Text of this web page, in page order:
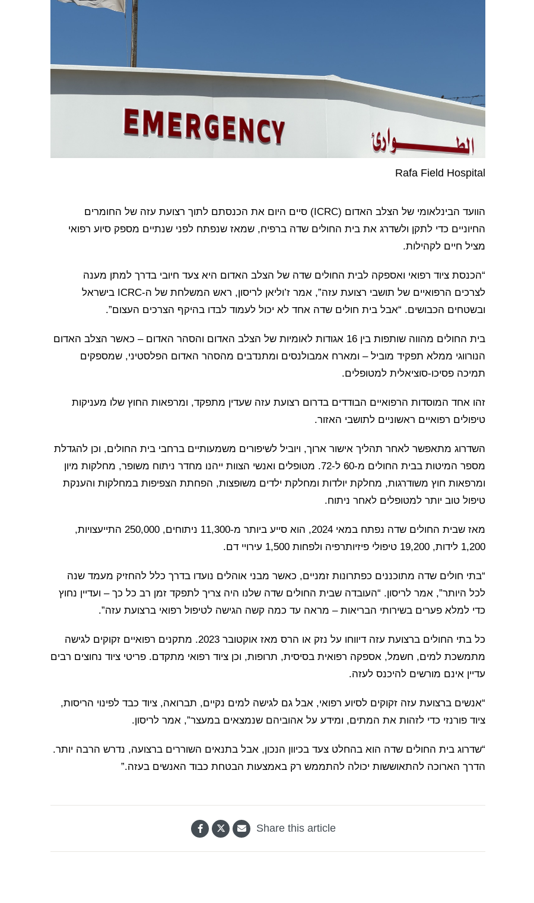
Rafa Field Hospital
הוועד הבינלאומי של הצלב האדום (ICRC) סיים היום את הכנסתם לתוך רצועת עזה של החומרים
החיוניים כדי לתקן ולשדרג את בית החולים שדה ברפיח, שמאז שנפתח לפני שנתיים מספק סיוע רפואי
מציל חיים לקהילות.
“הכנסת ציוד רפואי ואספקה ​​לבית החולים שדה של הצלב האדום היא צעד חיובי בדרך למתן מענה
לצרכים הרפואיים של תושבי רצועת עזה”, אמר ז’וליאן לריסון, ראש המשלחת של ה-ICRC בישראל
ובשטחים הכבושים. “אבל בית חולים שדה אחד לא יכול לעמוד לבדו בהיקף הצרכים העצום”.
בית החולים מהווה שותפות בין 16 אגודות לאומיות של הצלב האדום והסהר האדום – כאשר הצלב האדום
הנורווגי ממלא תפקיד מוביל – ומארח אמבולנסים ומתנדבים מהסהר האדום הפלסטיני, שמספקים
תמיכה פסיכו-סוציאלית למטופלים.
זהו אחד המוסדות הרפואיים הבודדים בדרום רצועת עזה שעדין מתפקד, ומרפאות החוץ שלו מעניקות
טיפולים רפואיים ראשוניים לתושבי האזור.
השדרוג מתאפשר לאחר תהליך אישור ארוך, ויוביל לשיפורים משמעותיים ברחבי בית החולים, וכן להגדלת
מספר המיטות בבית החולים מ-60 ל-72. מטופלים ואנשי הצוות ייהנו מחדר ניתוח משופר, מחלקות מיון
ומרפאות חוץ משודרגות, מחלקת יולדות ומחלקת ילדים משופצות, הפחתת הצפיפות במחלקות והענקת
טיפול טוב יותר למטופלים לאחר ניתוח.
מאז שבית החולים שדה נפתח במאי 2024, הוא סייע ביותר מ-11,300 ניתוחים, 250,000 התייעצויות,
1,200 לידות, 19,200 טיפולי פיזיותרפיה ולפחות 1,500 עירויי דם.
“בתי חולים שדה מתוכננים כפתרונות זמניים, כאשר מבני אוהלים נועדו בדרך כלל להחזיק מעמד שנה
לכל היותר”, אמר לריסון. “העובדה שבית החולים שדה שלנו היה צריך לתפקד זמן רב כל כך – ועדיין נחוץ
כדי למלא פערים בשירותי הבריאות – מראה עד כמה קשה הגישה לטיפול רפואי ברצועת עזה”.
כל בתי החולים ברצועת עזה דיווחו על נזק או הרס מאז אוקטובר 2023. מתקנים רפואיים זקוקים לגישה
מתמשכת למים, חשמל, אספקה ​​רפואית בסיסית, תרופות, וכן ציוד רפואי מתקדם. פריטי ציוד נחוצים רבים
עדיין אינם מורשים להיכנס לעזה.
“אנשים ברצועת עזה זקוקים לסיוע רפואי, אבל גם לגישה למים נקיים, תברואה, ציוד כבד לפינוי הריסות,
ציוד פורנזי כדי לזהות את המתים, ומידע על אהוביהם שנמצאים במעצר”, אמר לריסון.
“שדרוג בית החולים שדה הוא בהחלט צעד בכיוון הנכון, אבל בתנאים השוררים ברצועה, נדרש הרבה יותר.
הדרך הארוכה להתאוששות יכולה להתממש רק באמצעות הבטחת כבוד האנשים בעזה.”
Share this article